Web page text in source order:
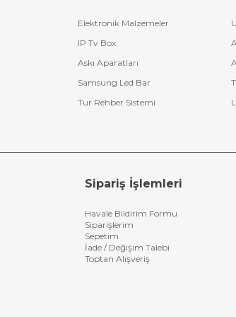
Elektronik Malzemeler
IP Tv Box
Askı Aparatları
Samsung Led Bar
Tur Rehber Sistemi
Sipariş İşlemleri
Havale Bildirim Formu
Siparişlerim
Sepetim
İade / Değişim Talebi
Toptan Alışveriş